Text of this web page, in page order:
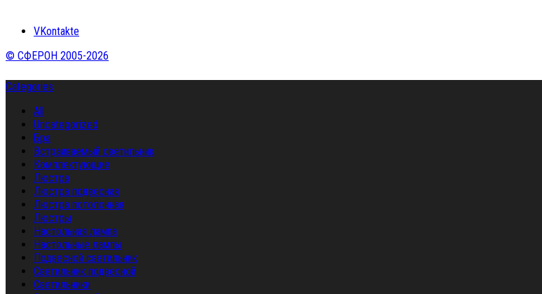
VKontakte
© СФЕРОН 2005-2026
Categories
All
Uncategorized
Бра
Встраиваемый светильник
Комплектующие
Люстра
Люстра подвесная
Люстра потолочная
Люстры
Настольная лампа
Настольные лампы
Подвесной светильник
Светильник подвесной
Светильники